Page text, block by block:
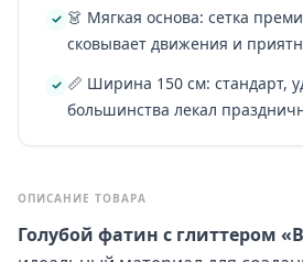
👗 Мягкая основа: сетка
сковывает движения и
📏 Ширина 150 см: стандарт,
большинства лекал
ОПИСАНИЕ ТОВАРА
Голубой фатин с глиттером